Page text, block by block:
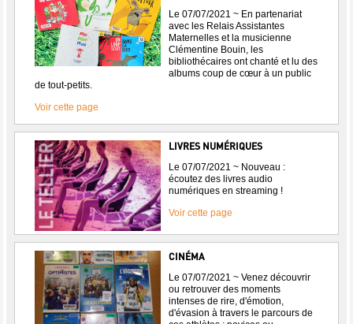
Le 07/07/2021 ~ En partenariat
avec les Relais Assistantes
Maternelles et la musicienne
Clémentine Bouin, les
bibliothécaires ont chanté et lu des
albums coup de cœur à un public
de tout-petits.
Voir cette page
LIVRES NUMÉRIQUES
Le 07/07/2021 ~ Nouveau :
écoutez des livres audio
numériques en streaming !
Voir cette page
CINÉMA
Le 07/07/2021 ~ Venez découvrir
ou retrouver des moments
intenses de rire, d'émotion,
d'évasion à travers le parcours de